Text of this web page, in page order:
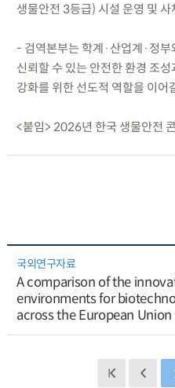
생물안전 3등급) 시설 운영 및
- 검역본부는 학계·산업계·정부
신뢰할 수 있는 안전한 환경 조
강화를 위한 선도적 역할을 이어
<붙임> 2026년 한국 생물안전
국외연구자료
A comparison of the
environments for
across the European